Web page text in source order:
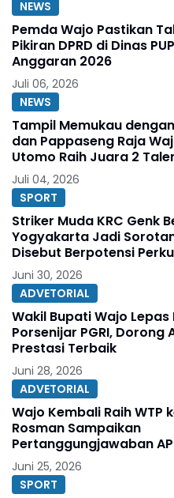
NEWS
Pemda Wajo Pastikan
Pikiran DPRD di Dinas
Anggaran 2026
Juli 06, 2026
NEWS
Tampil Memukau
dan Pappaseng Raja
Utomo Raih Juara 2
Juli 04, 2026
SPORT
Striker Muda KRC Genk
Yogyakarta Jadi
Disebut Berpotensi
Indonesia
Juni 30, 2026
ADVETORIAL
Wakil Bupati Wajo
Porsenijar PGRI, Dorong
Prestasi Terbaik
Juni 28, 2026
ADVETORIAL
Wajo Kembali Raih WTP
Rosman Sampaikan
Pertanggungjawaban
DPRD
Juni 25, 2026
SPORT